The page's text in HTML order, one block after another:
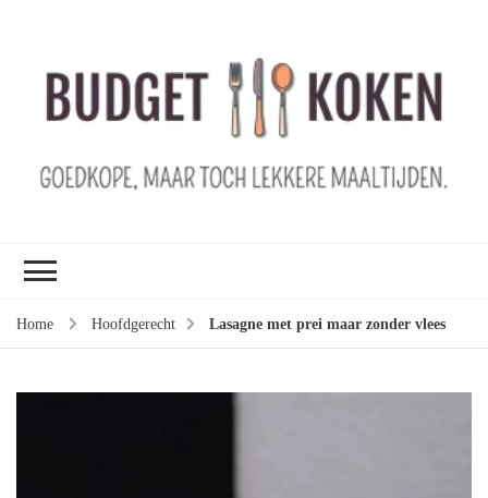
Home Hoofdgerecht Lasagne met prei maar zonder vlees